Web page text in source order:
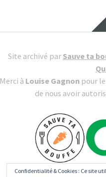
Confidentialité & Cookies : Ce site
Site archivé par Sauve ta
Merci à Louise Gagnon pour
de nous avoir